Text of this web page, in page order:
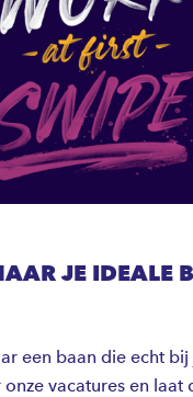
JE IDEALE
een baan die echt bij
vacatures en laat